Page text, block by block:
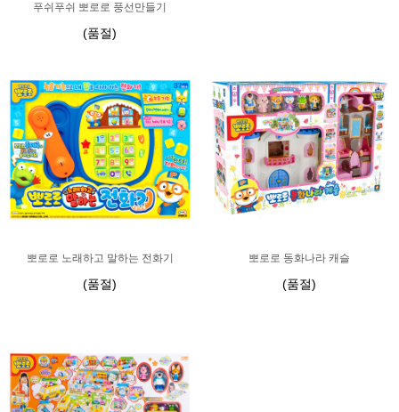
푸쉬푸쉬 뽀로로 풍선만들기
(품절)
뽀로로 노래하고 말하는 전화기
(품절)
뽀로로 동화나라 캐슬
(품절)